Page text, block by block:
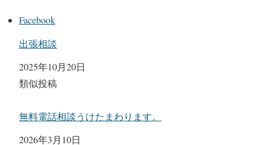
Facebook
出張相談
日付
2025年10月20日
関連理由
類似投稿
無料電話相談うけたまわります。
日付
2026年3月10日